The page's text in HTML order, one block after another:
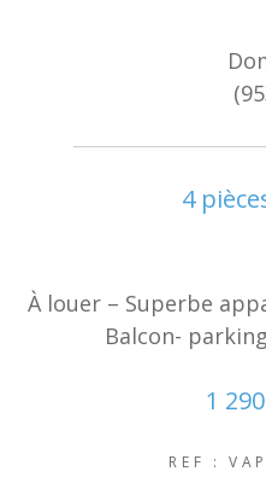
4
À louer – Superbe
Balcon-
1
REF :